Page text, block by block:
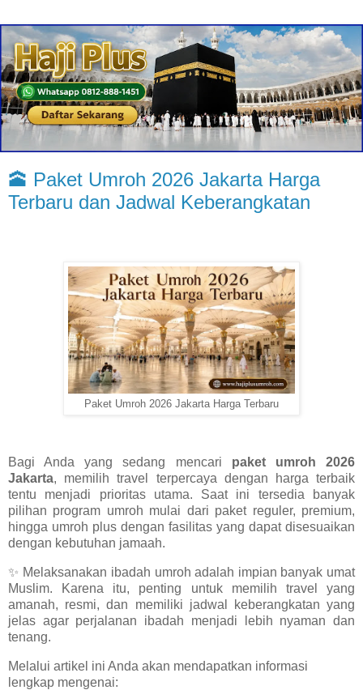
🕋 Paket Umroh 2026 Jakarta Harga
Terbaru dan Jadwal Keberangkatan
Paket Umroh 2026 Jakarta Harga Terbaru
Bagi Anda yang sedang mencari paket umroh 2026
Jakarta, memilih travel terpercaya dengan harga terbaik
tentu menjadi prioritas utama. Saat ini tersedia banyak
pilihan program umroh mulai dari paket reguler, premium,
hingga umroh plus dengan fasilitas yang dapat disesuaikan
dengan kebutuhan jamaah.
✨ Melaksanakan ibadah umroh adalah impian banyak umat
Muslim. Karena itu, penting untuk memilih travel yang
amanah, resmi, dan memiliki jadwal keberangkatan yang
jelas agar perjalanan ibadah menjadi lebih nyaman dan
tenang.
Melalui artikel ini Anda akan mendapatkan informasi
lengkap mengenai: